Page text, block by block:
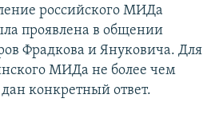
российского МИДа
проявлена в общении
Фрадкова и Януковича. Для
МИДа не более чем
конкретный ответ.